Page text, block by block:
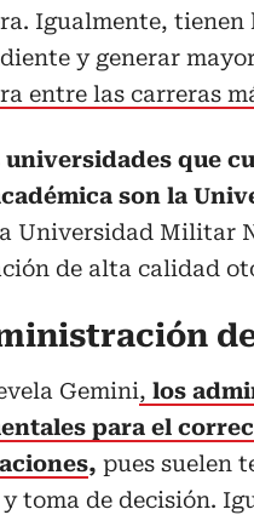
Igualmente,
y generar
entre las carreras
universidades que
son la
Universidad Militar
de alta calidad
Gemini, los
para el
, pues suelen
toma de decisión.